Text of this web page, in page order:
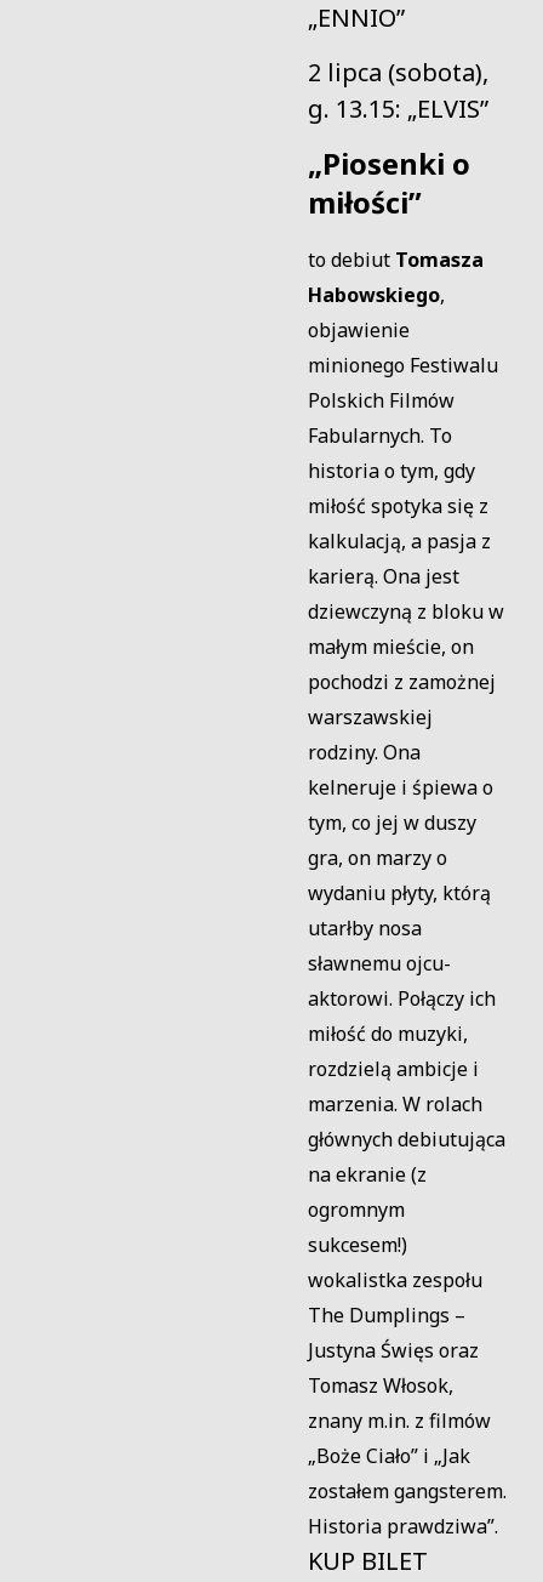
„ENNIO”
2 lipca (sobota),
g. 13.15: „ELVIS”
„Piosenki o
miłości”
to debiut Tomasza
Habowskiego,
objawienie
minionego Festiwalu
Polskich Filmów
Fabularnych. To
historia o tym, gdy
miłość spotyka się z
kalkulacją, a pasja z
karierą. Ona jest
dziewczyną z bloku w
małym mieście, on
pochodzi z zamożnej
warszawskiej
rodziny. Ona
kelneruje i śpiewa o
tym, co jej w duszy
gra, on marzy o
wydaniu płyty, którą
utarłby nosa
sławnemu ojcu-
aktorowi. Połączy ich
miłość do muzyki,
rozdzielą ambicje i
marzenia. W rolach
głównych debiutująca
na ekranie (z
ogromnym
sukcesem!)
wokalistka zespołu
The Dumplings –
Justyna Święs oraz
Tomasz Włosok,
znany m.in. z filmów
„Boże Ciało” i „Jak
zostałem gangsterem.
Historia prawdziwa”.
KUP BILET